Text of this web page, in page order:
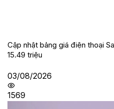
15.49 triệu
1569